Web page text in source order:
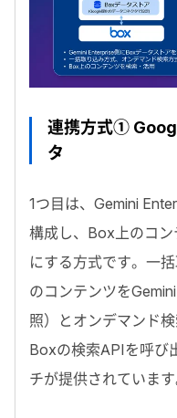
連携方式①
タ
1つ目は、Gemini
構成し、Box上のコ
にする方式です。 一
のコンテンツを
照）と オンデマンド
Boxの検索APIを呼び
チが提供されています